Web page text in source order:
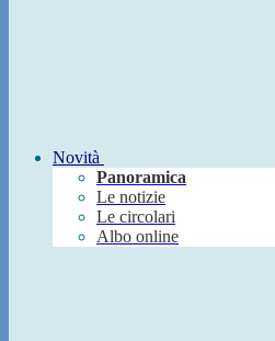
Novità
Panoramica
Le notizie
Le circolari
Albo online